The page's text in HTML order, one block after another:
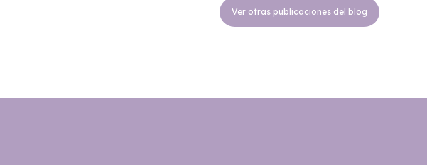
Ver otras publicaciones del blog